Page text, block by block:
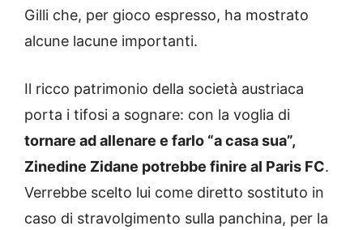
Gilli che, per gioco espresso, ha mostrato
alcune lacune importanti.
Il ricco patrimonio della società austriaca
porta i tifosi a sognare: con la voglia di
tornare ad allenare e farlo “a casa sua”,
Zinedine Zidane potrebbe finire al Paris FC.
Verrebbe scelto lui come diretto sostituto in
caso di stravolgimento sulla panchina, per la